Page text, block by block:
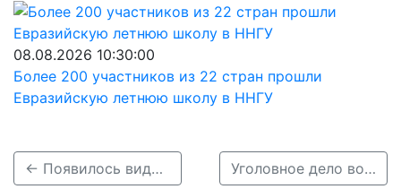
08.08.2026 10:30:00
Более 200 участников из 22 стран прошли
Евразийскую летнюю школу в ННГУ
← Появилось видео с места гибели водителя под колесами автобуса на Дубравной Уголовное дело возбуждено из-за смертельного ДТП в Балахне →